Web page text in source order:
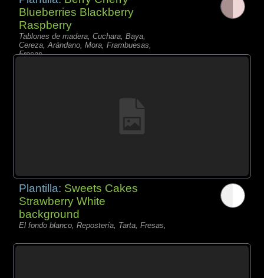
Blueberries Blackberry
Raspberry
Tablones de madera, Cuchara, Baya,
Cereza, Arándano, Mora, Frambuesas,
Fresas,
Plantilla: Sweets Cakes
Strawberry White
background
El fondo blanco, Repostería, Tarta, Fresas,